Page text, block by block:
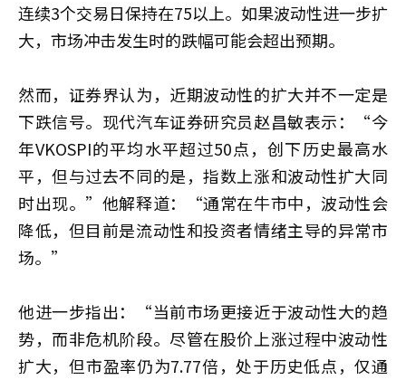
连续3个交易日保持在75以上。如果波动性进一步扩
大，市场冲击发生时的跌幅可能会超出预期。
然而，证券界认为，近期波动性的扩大并不一定是
下跌信号。现代汽车证券研究员赵昌敏表示：“今
年VKOSPI的平均水平超过50点，创下历史最高水
平，但与过去不同的是，指数上涨和波动性扩大同
时出现。”他解释道：“通常在牛市中，波动性会
降低，但目前是流动性和投资者情绪主导的异常市
场。”
他进一步指出：“当前市场更接近于波动性大的趋
势，而非危机阶段。尽管在股价上涨过程中波动性
扩大，但市盈率仍为7.77倍，处于历史低点，仅通